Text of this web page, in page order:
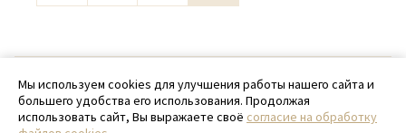
© 2020 - 2026 SamPack
+ 7 (918) 699-97-87
Мы используем cookies для улучшения работы нашего сайта и
большего удобства его использования. Продолжая
использовать сайт, Вы выражаете своё согласие на обработку